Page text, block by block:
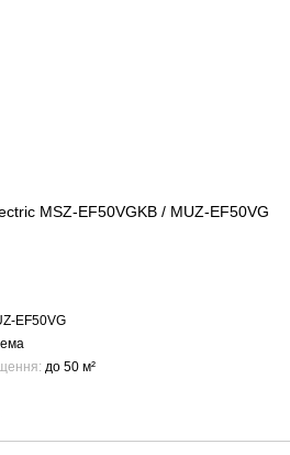
MSZ-EF50VGKB / MUZ-EF50VG
EF50VG
до 50 м²